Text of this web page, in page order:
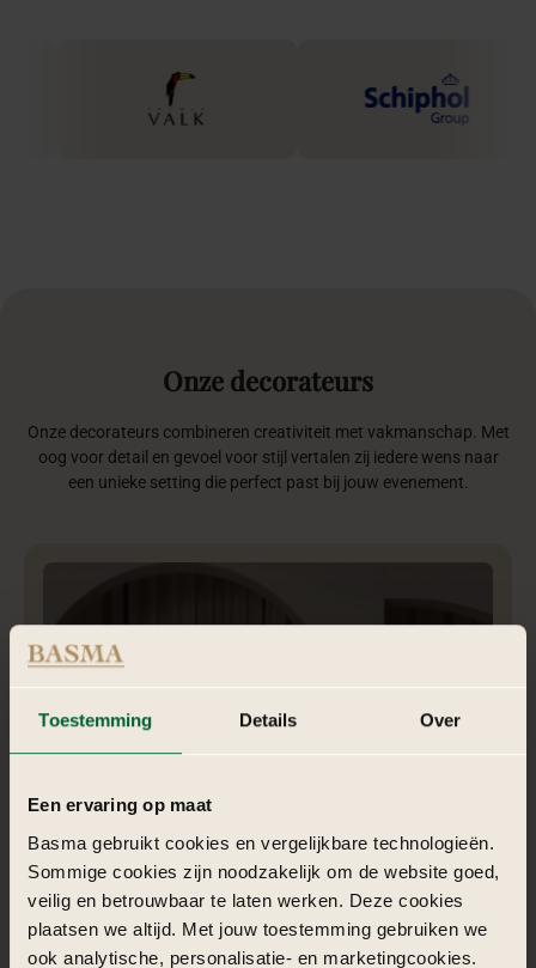
Toestemming Details Over
Een ervaring op maat
Basma gebruikt cookies en vergelijkbare technologieën.
Sommige cookies zijn noodzakelijk om de website goed,
veilig en betrouwbaar te laten werken. Deze cookies
plaatsen we altijd. Met jouw toestemming gebruiken we
ook analytische, personalisatie- en marketingcookies.
Onze decorateurs
Onze decorateurs combineren creativiteit met vakmanschap. Met
oog voor detail en gevoel voor stijl vertalen zij iedere wens naar
een unieke setting die perfect past bij jouw evenement.
Nadia | Styliste